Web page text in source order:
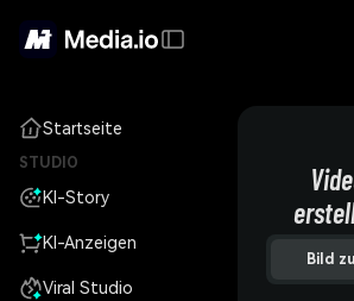
Startseite
STUDIO
KI-Story
KI-Anzeigen
Viral Studio
Bild